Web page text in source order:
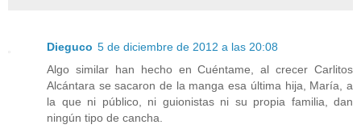
Dieguco 5 de diciembre de 2012 a las 20:08
Algo similar han hecho en Cuéntame, al crecer Carlitos
Alcántara se sacaron de la manga esa última hija, María, a
la que ni público, ni guionistas ni su propia familia, dan
ningún tipo de cancha.